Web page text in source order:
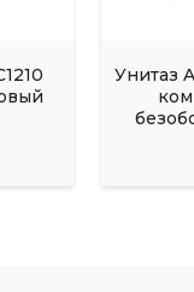
Унитаз